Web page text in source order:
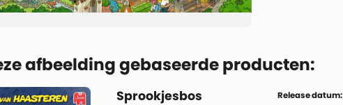
afbeelding gebaseerde producten:
Sprookjesbos Release datum: